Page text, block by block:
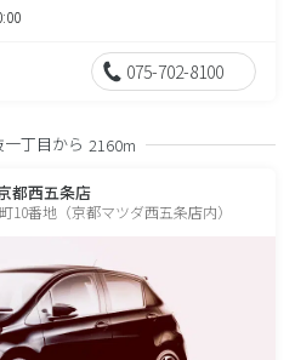
075-702-8100
丁目から 2160m
都西五条店
10番地（京都マツダ西五条店内）